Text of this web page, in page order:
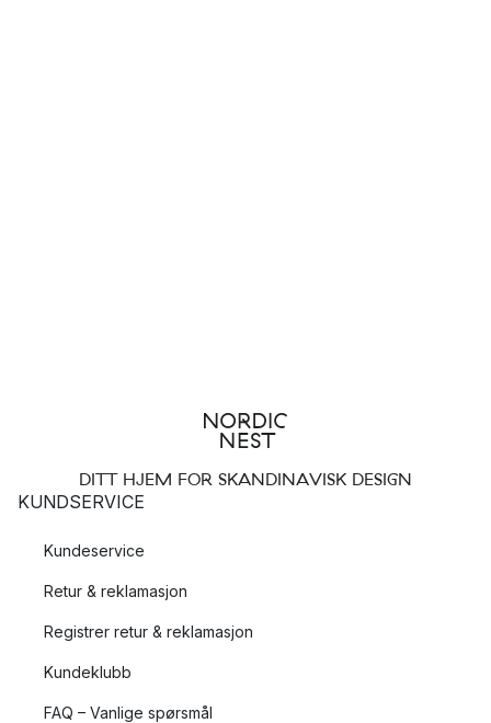
DITT HJEM FOR SKANDINAVISK DESIGN
KUNDSERVICE
Kundeservice
Retur & reklamasjon
Registrer retur & reklamasjon
Kundeklubb
FAQ – Vanlige spørsmål